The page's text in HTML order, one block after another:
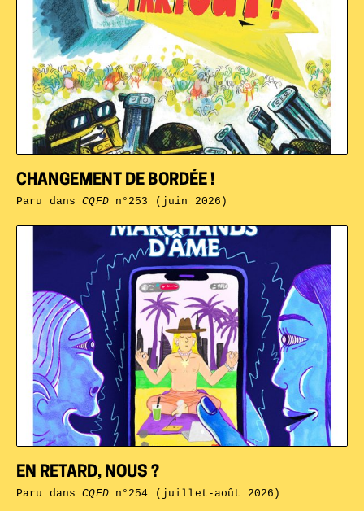
EN RETARD, NOUS ?
Paru dansCQFDn°254 (juillet-août 2026)
CHANGEMENT DE BORDÉE !
Paru dansCQFDn°253 (juin 2026)